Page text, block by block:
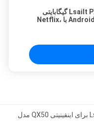
رابط کاربری Lsailt PX6 4 گیگابایتی
CarPlay و Android Auto با Netflix،
رابط چندرسانه‌ای Lsailt Android Carplay برای اینفینیتی QX50 مدل